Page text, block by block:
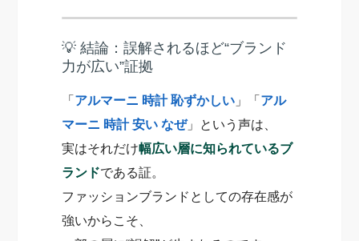
💡 結論：誤解されるほど“ブランド
力が広い”証拠
「 アルマーニ 時計 恥ずかしい 」「 アル
マーニ 時計 安い なぜ」という声は、
実はそれだけ幅広い層に知られているブ
ランドである証。
ファッションブランドとしての存在感が
強いからこそ、